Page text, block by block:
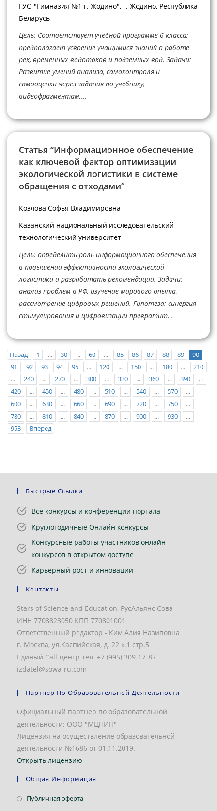
ГУО "Гимназия №1 г. Жодино", г. Жодино, Республика
Беларусь
Цель: Соответствует учебной программе 6 класса;
предполагает усвоение учащимися знаний о работе
рек, временных водотоков и подземных вод. Задачи:
Развитие умений анализа, самоконтроля и
самооценки через задания по учебнику,
видеофрагментам,...
Статья “Информационное обеспечение
как ключевой фактор оптимизации
экологической логистики в системе
обращения с отходами”
Козлова Софья Владимировна
Казанский национальный исследовательский
технологический университет
Цель: определить роль информационного обеспечения
в повышении эффективности экологической
логистики и разработать рекомендации. Задачи:
анализ проблем в РФ, изучение мирового опыта,
рассмотрение цифровых решений. Гипотеза: синергия
стимулирования и цифровизации превратит...
Назад 1 ... 30 ... 60 ... 85 86 87 88 89
90
91
92 93 94 95 ... 120 ... 150 ... 180 ...
210
...
240 ... 270 ... 300 ... 330 ... 360 ... 390
...
420
... 450 ... 480 ... 510 ... 540 ... 570
...
600
... 630 ... 660 ... 690 ... 720 ... 750
...
780
... 810 ... 840 ... 870 ... 900 ... 930
...
953
Вперед
Быстрые Ссылки
Все конкурсы и конференции портала
Круглогодичные Онлайн конкурсы
Конкурсные работы участников онлайн
конкурсов в открытом доступе
Карьерный рост и инновации
Контакты
Stars of Science and Education, РусАльянс Сова
ИНН 7708823050 КПП 770801001
Ответственный редактор - Ким Алия Назиповна
г. Москва, ул.Каспийская, д. 22 к.1 стр.5
Единый Call-центр тел. +7 (995) 309-17-87
izdatel@sowa-ru.com
Партнер По Образовательной Деятельности
Официальный партнер по образовательной
деятельности: ООО "МЦНИП"
Лицензия на осуществление образовательной
деятельности №1686 от 01.11.2019.
Открыть лицензию
Общая Информация
Публичная офертаОткроется